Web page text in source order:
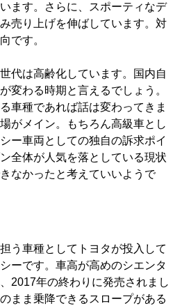
ます。さらに、スポーティなデ
売り上げを伸ばしています。対
です。
代は高齢化しています。国内自
変わる時期と言えるでしょう。
車種であれば話は変わってきま
がメイン。もちろん高級車とし
ー車両としての独自の訴求ポイ
全体が人気を落としている現状
なかったと考えていいようで
う車種としてトヨタが投入して
ーです。車高が高めのシエンタ
2017年の終わりに発売されまし
まま乗降できるスロープがある